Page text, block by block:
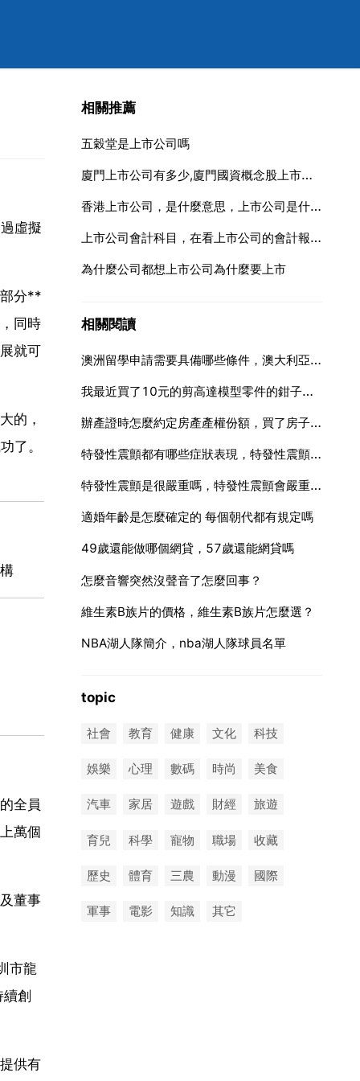
虛擬
分**
同時
就可
的，
了。
全員
萬個
董事
市龍
創
供有
相關推薦
五穀堂是上市公司嗎
廈門上市公司有多少,廈門國資概念股上市公司有哪些
香港上市公司，是什麼意思，上市公司是什麼意思
上市公司會計科目，在看上市公司的會計報表中，哪些科目最容
為什麼公司都想上市公司為什麼要上市
相關閱讀
澳洲留學申請需要具備哪些條件，澳大利亞留學的條件有哪些？
我最近買了10元的剪高達模型零件的鉗子，不過我覺得剪下來的零件很難看。買正版BANDAI的會不會好些
辦產證時怎麼約定房產產權份額，買了房子，辦房產證時可以約定份額嗎？
特發性震顫都有哪些症狀表現，特發性震顫症狀表現都有哪些？
特發性震顫是很嚴重嗎，特發性震顫會嚴重嗎？
適婚年齡是怎麼確定的 每個朝代都有規定嗎
49歲還能做哪個網貸，57歲還能網貸嗎
怎麼音響突然沒聲音了怎麼回事？
維生素B族片的價格，維生素B族片怎麼選？
NBA湖人隊簡介，nba湖人隊球員名單
topic
社會 教育 健康 文化 科技
娛樂 心理 數碼 時尚 美食
汽車 家居 遊戲 財經 旅遊
育兒 科學 寵物 職場 收藏
歷史 體育 三農 動漫 國際
軍事 電影 知識 其它